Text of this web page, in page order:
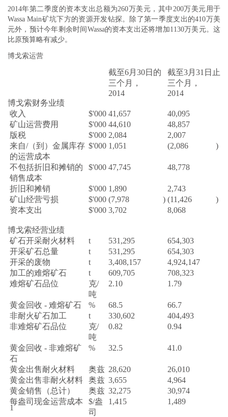
2014年第二季度的资本支出总额为260万美元，其中200万美元用于
Wassa Main矿坑下方的资源开发钻探。除了第一季度支出的410万美
元外，预计今年剩余时间Wassa的资本支出还将增加1130万美元。这
比原预算略有减少。
博戈索运营
截至6月30日的
三个月，
截至3月31日止
三个月，
2014
2014
博戈索财务业绩
收入
$'000 41,657
40,095
矿山运营费用
$'000 44,610
48,857
版税
$'000 2,084
2,007
来自/（到）金属库存
的运营成本
$'000 1,051 (2,086 )
不包括折旧和摊销的
销售成本
$'000 47,745 48,778
折旧和摊销 $'000 1,890
2,743
矿山经营亏损
$'000 (7,978 ) (11,426
)
资本支出
$'000 3,702 8,068
博戈索经营业绩
矿石开采耐火材料
t 531,295
654,303
开采矿石总量
t 531,295
654,303
开采的废物
t 3,408,157
4,924,147
加工的难熔矿石
t 609,705
708,323
难熔矿石品位
克/
吨
2.10 1.79
黄金回收 - 难熔矿石 % 68.5
66.7
非耐火矿石加工
t 330,602
404,493
非难熔矿石品位
克/
吨
0.82 0.94
黄金回收 - 非难熔矿
石
% 32.5 41.0
黄金出售耐火材料 奥兹 28,620
26,010
黄金出售非耐火材料
奥兹 3,655
4,964
黄金销售（总计）
奥兹 32,275
30,974
每盎司现金运营成本
1
$/盎
司
1,415 1,489